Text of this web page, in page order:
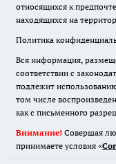
относящихся к
находящихся на
Политика
Вся информация,
соответствии с
подлежит
том числе
как с письменного
Внимание! Совершая
принимаете условия «